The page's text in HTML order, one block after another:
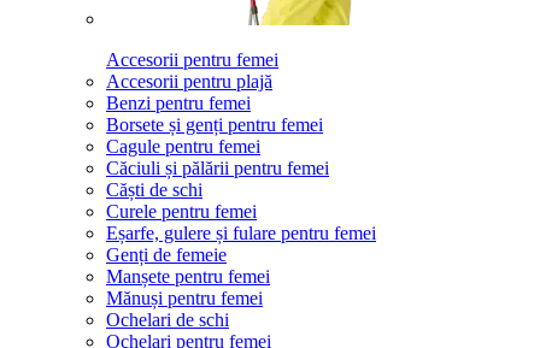
Accesorii pentru femei
Accesorii pentru plajă
Benzi pentru femei
Borsete și genți pentru femei
Cagule pentru femei
Căciuli și pălării pentru femei
Căști de schi
Curele pentru femei
Eșarfe, gulere și fulare pentru femei
Genți de femeie
Manșete pentru femei
Mănuși pentru femei
Ochelari de schi
Ochelari pentru femei